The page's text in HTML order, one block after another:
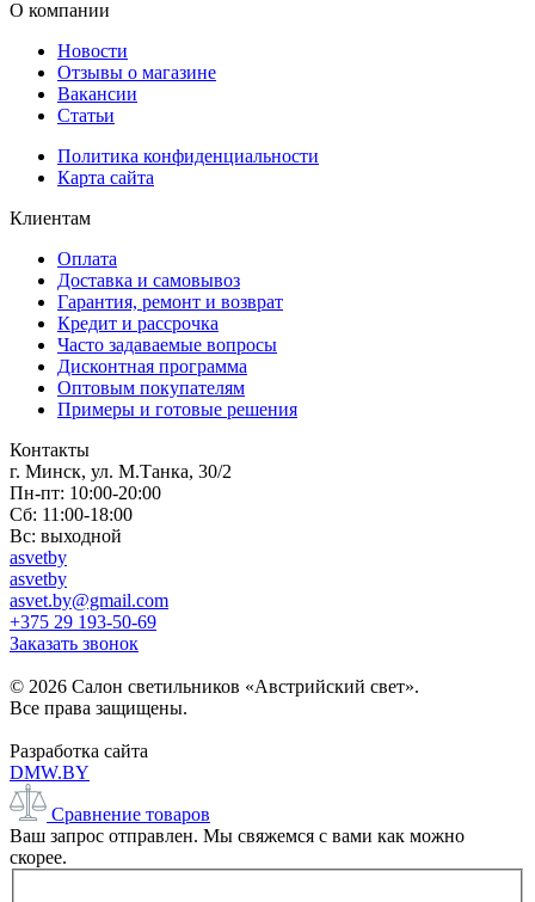
О компании
Новости
Отзывы о магазине
Вакансии
Статьи
Политика конфиденциальности
Карта сайта
Клиентам
Оплата
Доставка и самовывоз
Гарантия, ремонт и возврат
Кредит и рассрочка
Часто задаваемые вопросы
Дисконтная программа
Оптовым покупателям
Примеры и готовые решения
Контакты
г. Минск, ул. М.Танка, 30/2
Пн-пт: 10:00-20:00
Сб: 11:00-18:00
Вс: выходной
asvetby
asvetby
asvet.by@gmail.com
+375 29 193-50-69
Заказать звонок
© 2026 Салон светильников «Австрийский свет».
Все права защищены.
Разработка сайта
DMW.BY
Сравнение товаров
Ваш запрос отправлен. Мы свяжемся с вами как можно
скорее.